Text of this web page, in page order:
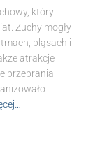
który
Zuchy mogły
pląsach i
atrakcje
przebrania